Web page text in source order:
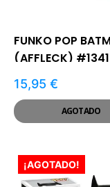
FUNKO POP
(AFFLECK)
FLASH MOVIE
15,95 €
AGOTADO
¡AGOTADO!